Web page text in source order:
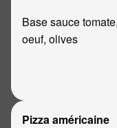
Base sauce
oeuf, olives
Pizza américaine